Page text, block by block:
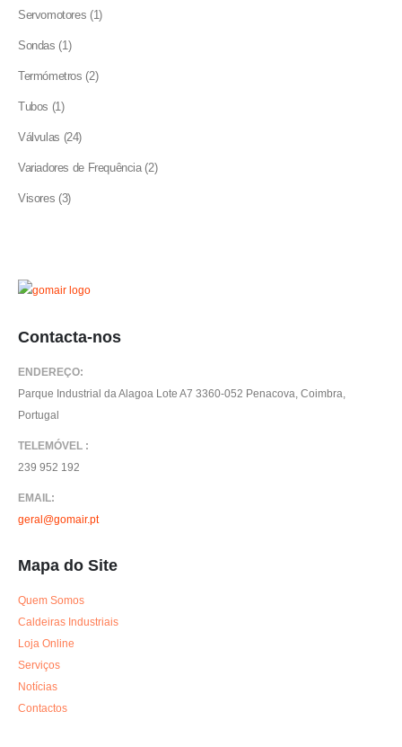
Servomotores 11
Sondas 11
Termómetros 22
Tubos 11
Válvulas 2424
Variadores de Frequência 22
Visores 33
Contacta-nos
ENDEREÇO:
Parque Industrial da Alagoa Lote A7 3360-052 Penacova, Coimbra,
Portugal
TELEMÓVEL :
239 952 192
EMAIL:
geral@gomair.pt
Mapa do Site
Quem Somos
Caldeiras Industriais
Loja Online
Serviços
Notícias
Contactos